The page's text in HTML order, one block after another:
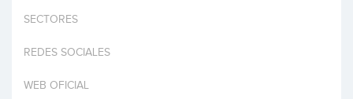
Invertir
SECTORES
REDES SOCIALES
WEB OFICIAL